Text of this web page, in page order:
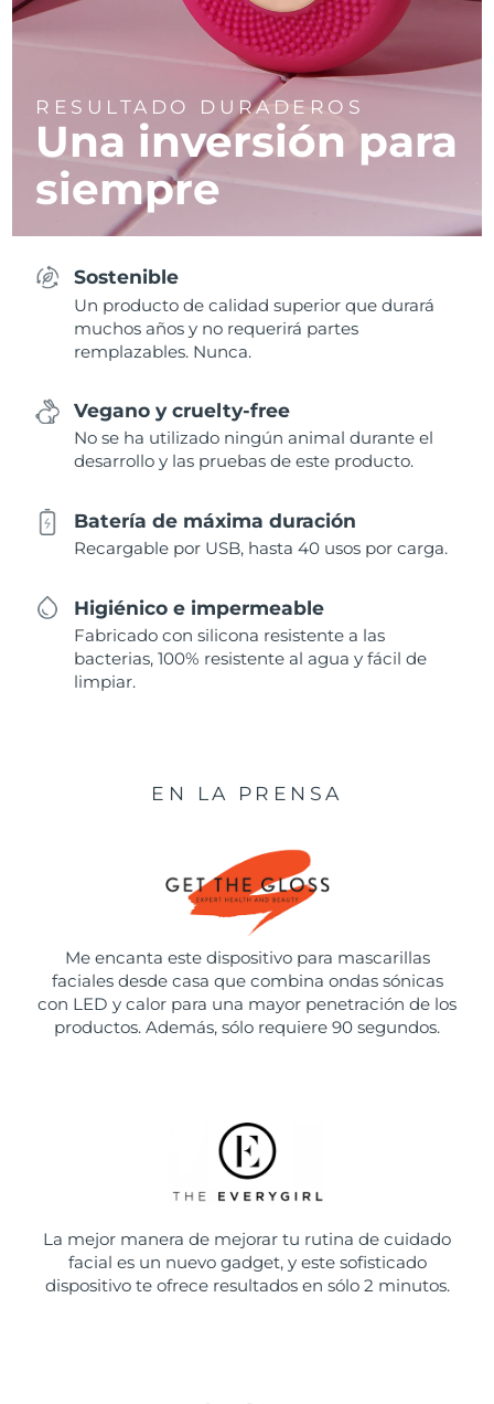
RESULTADO DURADEROS
Una inversión para
siempre
Sostenible
Un producto de calidad superior que durará
muchos años y no requerirá partes
remplazables. Nunca.
Vegano y cruelty-free
No se ha utilizado ningún animal durante el
desarrollo y las pruebas de este producto.
Batería de máxima duración
Recargable por USB, hasta 40 usos por carga.
Higiénico e impermeable
Fabricado con silicona resistente a las
bacterias, 100% resistente al agua y fácil de
limpiar.
EN LA PRENSA
Me encanta este dispositivo para mascarillas
faciales desde casa que combina ondas sónicas
con LED y calor para una mayor penetración de los
productos. Además, sólo requiere 90 segundos.
La mejor manera de mejorar tu rutina de cuidado
facial es un nuevo gadget, y este sofisticado
dispositivo te ofrece resultados en sólo 2 minutos.